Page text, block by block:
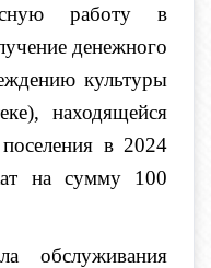
работу в
денежного
культуры
находящейся
в 2024
на сумму 100
обслуживания